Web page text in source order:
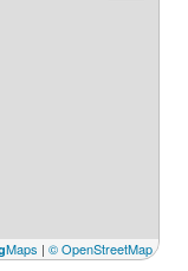
Maps | © OpenStreetMap